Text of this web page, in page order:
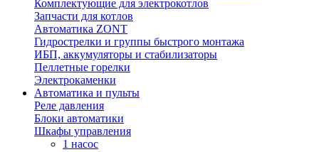
Комплектующие для электрокотлов
Запчасти для котлов
Автоматика ZONT
Гидрострелки и группы быстрого монтажа
ИБП, аккумуляторы и стабилизаторы
Пеллетные горелки
Электрокаменки
Автоматика и пульты
Реле давления
Блоки автоматики
Шкафы управления
1 насос